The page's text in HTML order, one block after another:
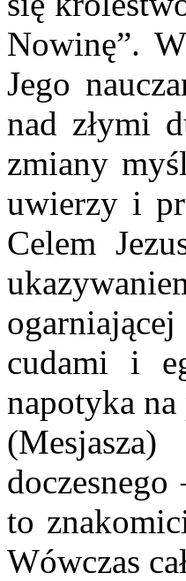
Nowinę”.
Jego
nad złymi
zmiany
uwierzy i
Celem
cudami i
napotyka
to
Wówczas